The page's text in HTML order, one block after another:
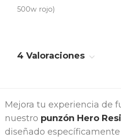
500w rojo)
4 Valoraciones
Mejora tu experiencia de
nuestro punzón Hero
diseñado